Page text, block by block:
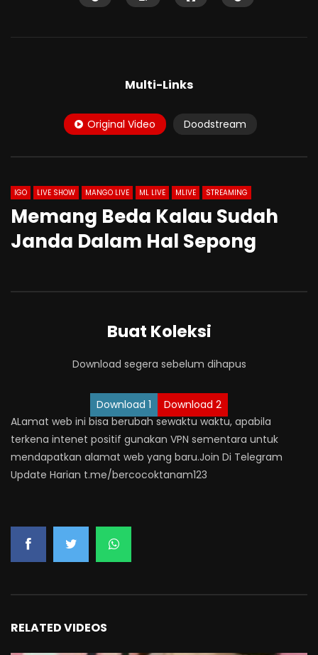
Ngewek Temen Sendiri Setelah
10:36
Elinda Show Bikin
Multi-Links
Original Video Doodstream
IGO LIVE SHOW MANGO LIVE ML LIVE MLIVE STREAMING
Memang Beda Kalau Sudah
Janda Dalam Hal Sepong
Buat Koleksi
Download segera sebelum dihapus
Download 1
Download 2
ALamat web ini bisa berubah sewaktu waktu, apabila
terkena intenet positif gunakan VPN sementara untuk
mendapatkan alamat web yang baru.Join Di Telegram
Update Harian t.me/bercocoktanam123
RELATED VIDEOS